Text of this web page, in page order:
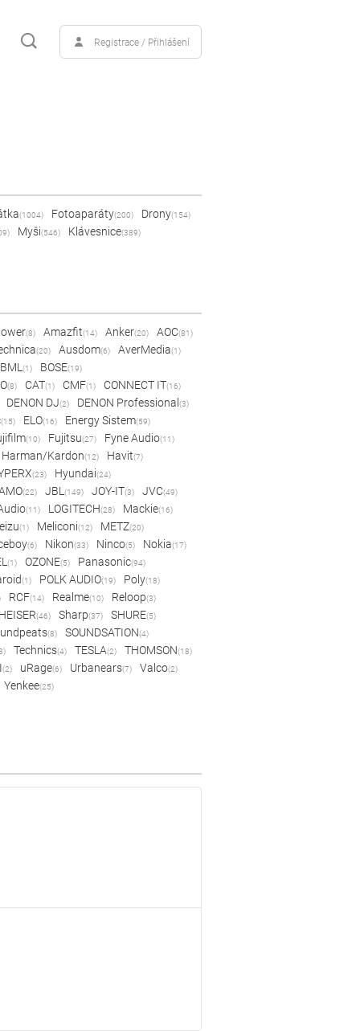
Registrace / Přihlášení
(1004) Fotoaparáty(200) Drony(154)
Myši(546) Klávesnice(389)
(8) Amazfit(14) Anker(20) AOC(81)
(20) Ausdom(6) AverMedia(1)
BML(1) BOSE(19)
(8) CAT(1) CMF(1) CONNECT IT(16)
DENON DJ(2) DENON Professional (3)
(15) ELO(16) Energy Sistem(59)
(10) Fujitsu(27) Fyne Audio(11)
Harman/Kardon(12) Havit(7)
(23) Hyundai(24)
(22) JBL(149) JOY-IT(3) JVC(49)
(11) LOGITECH(28) Mackie(16)
(1) Meliconi(12) METZ(20)
(6) Nikon(33) Ninco(5) Nokia(17)
(1) OZONE(5) Panasonic(94)
(1) POLK AUDIO(19) Poly(18)
RCF(14) Realme(10) Reloop(3)
(46) Sharp(37) SHURE(5)
(8) SOUNDSATION(4)
Technics(4) TESLA(2) THOMSON(18)
(2) uRage(6) Urbanears(7) Valco(2)
Yenkee(25)